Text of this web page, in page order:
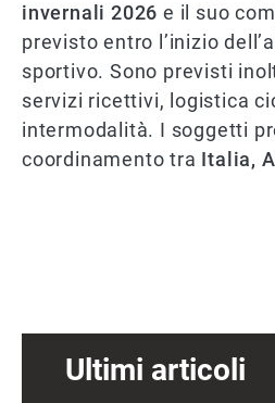
invernali 2026 e il suo
previsto entro l’inizio
sportivo. Sono previsti
servizi ricettivi, logistica
intermodalità. I soggetti
coordinamento tra Italia,
Ultimi articoli